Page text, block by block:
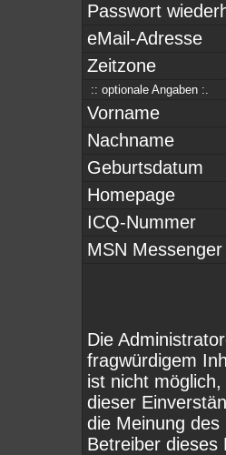
Passwort
eMail-Adresse
Zeitzone
:: optionale Angaben :.
Vorname
Nachname
Geburtsdatum
Homepage
ICQ-Nummer
MSN Messenger
Die
fragwürdigem
ist nicht
dieser
die Meinung
Betreiber dieses